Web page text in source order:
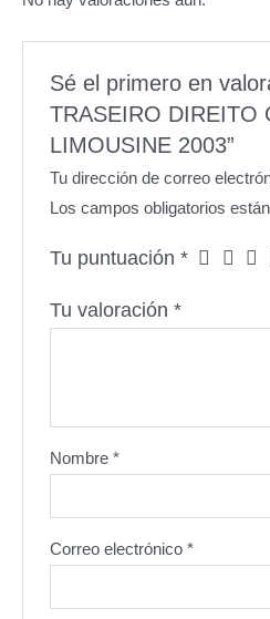
cantidad
Sé el primero en
TRASEIRO DIREITO
LIMOUSINE 2003”
Tu dirección de correo
Los campos obligatorios
Tu puntuación*
Tu valoración*
Nombre*
Correo electrónico*